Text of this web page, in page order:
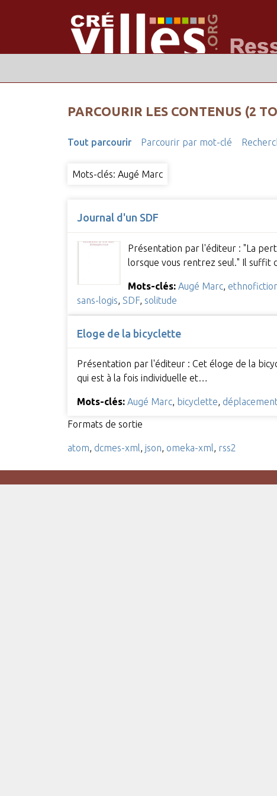
PARCOURIR LES CONTENUS (2
Tout parcourir Parcourir par mot-clé
Mots-clés: Augé Marc
Journal d'un SDF
Présentation par l'éditeur : "La
lorsque vous rentrez seul." Il suffit
Mots-clés: Augé Marc,
sans-logis SDF, solitude
Eloge de la bicyclette
Présentation par l'éditeur : Cet éloge de la
qui est à la fois individuelle et…
Mots-clés: Augé Marc, bicyclette,
Formats de sortie
atom, dcmes-xml, json, omeka-xml, rss2